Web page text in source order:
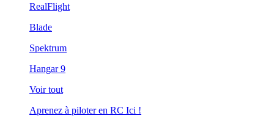
RealFlight
Blade
Spektrum
Hangar 9
Voir tout
Aprenez à piloter en RC Ici !